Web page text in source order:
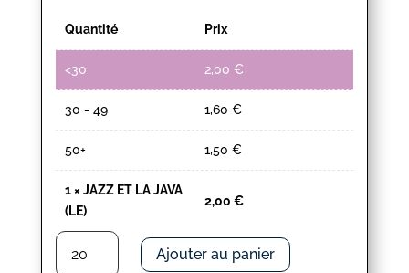
Quantité Prix
<30 2,00 €
30 - 49 1,60 €
50+ 1,50 €
1× JAZZ ET LA JAVA
(LE)
2,00 €
quantité
Ajouter au panier